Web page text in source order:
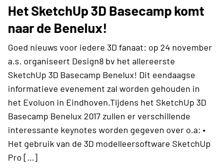
Het SketchUp 3D Basecamp komt
naar de Benelux!
Goed nieuws voor iedere 3D fanaat: op 24 november
a.s. organiseert Design8 bv het allereerste
SketchUp 3D Basecamp Benelux! Dit eendaagse
informatieve evenement zal worden gehouden in
het Evoluon in Eindhoven.Tijdens het SketchUp 3D
Basecamp Benelux 2017 zullen er verschillende
interessante keynotes worden gegeven over o.a: •
Het gebruik van de 3D modelleersoftware SketchUp
Pro […]